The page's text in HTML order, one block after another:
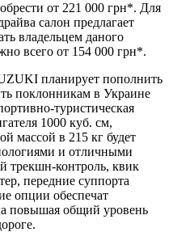
от 221 000 грн*. Для
салон предлагает
владельцем даного
всего от 154 000 грн*.
планирует пополнить
поклонникам в Украине
туристическая
1000 куб. см,
массой в 215 кг будет
и отличными
трекшн-контроль, квик
передние суппорта
опции обеспечат
повышая общий уровень